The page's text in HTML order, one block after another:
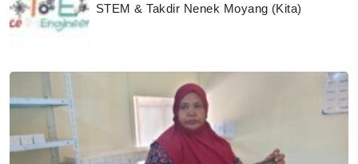
STEM & Takdir Nenek Moyang (Kita)